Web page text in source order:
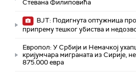
Стевана Филиповића
ВЈТ: Подигнута оптужница
припрему тешког убиства и
Европол: У Србији и Немачкој
кријумчара миграната из Сирије,
875.000 евра